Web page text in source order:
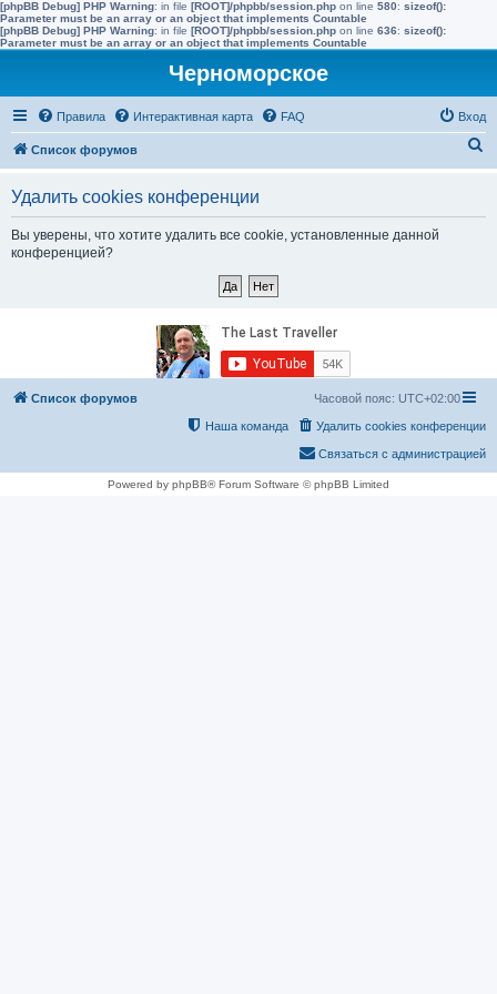
[phpBB Debug] PHP Warning: in file [ROOT]/phpbb/session.php on line 580: sizeof():
Parameter must be an array or an object that implements Countable
[phpBB Debug] PHP Warning: in file [ROOT]/phpbb/session.php on line 636: sizeof():
Parameter must be an array or an object that implements Countable
Черноморское
Правила Интерактивная карта FAQ Вход
Список форумов
Удалить cookies конференции
Вы уверены, что хотите удалить все cookie, установленные данной
конференцией?
Список форумов Часовой пояс: UTC+02:00
Удалить cookies конференции
Наша команда
Связаться с администрацией
Powered by phpBB® Forum Software © phpBB Limited